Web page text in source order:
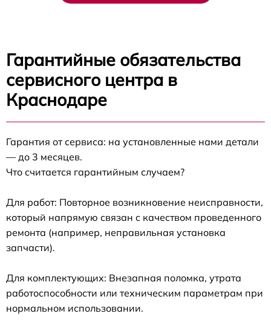
Гарантийные обязательства
сервисного центра в
Краснодаре
Гарантия от сервиса: на установленные нами детали
— до 3 месяцев.
Что считается гарантийным случаем?
Для работ: Повторное возникновение неисправности,
который напрямую связан с качеством проведенного
ремонта (например, неправильная установка
запчасти).
Для комплектующих: Внезапная поломка, утрата
работоспособности или техническим параметрам при
нормальном использовании.